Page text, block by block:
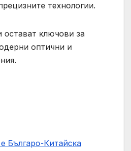
технологии.
остават ключови за
оптични и
Българо-Китайска